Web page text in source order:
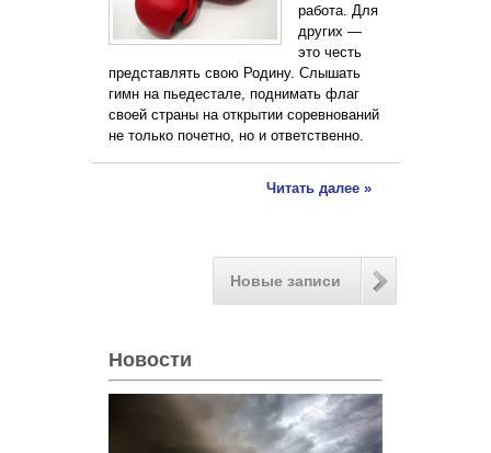
работа. Для
других —
это честь
представлять свою Родину. Слышать
гимн на пьедестале, поднимать флаг
своей страны на открытии соревнований
не только почетно, но и ответственно.
Читать далее »
Новые записи
Новости